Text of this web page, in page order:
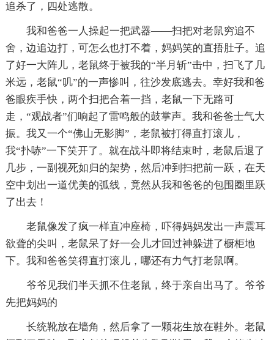
追杀了，四处逃散。
我和爸爸一人操起一把武器——扫把对老鼠穷追不
舍，边追边打，可怎么也打不着，妈妈笑的直捂肚子。追
了好一大阵儿，老鼠终于被我的“半月斩”击中，扫飞了几
米远，老鼠“叽”的一声惨叫，往沙发底逃去。幸好我和爸
爸眼疾手快，两个扫把合着一挡，老鼠一下无路可
走，“观战者”们响起了雷鸣般的鼓掌声。我和爸爸士气大
振。我又一个“佛山无影脚”，老鼠被打得直打滚儿，
我“扑哧”一下笑开了。就在战斗即将结束时，老鼠后退了
几步，一副视死如归的架势，然后冲到扫把前一跃，在天
空中划出一道优美的弧线，竟然从我和爸爸的包围圈里跃
了出去！
老鼠像发了疯一样直冲座椅，吓得妈妈发出一声震耳
欲聋的尖叫，老鼠呆了好一会儿才回过神躲进了橱柜地
下。我和爸爸笑得直打滚儿，哪还有力气打老鼠啊。
爷爷见我们半天抓不住老鼠，终于亲自出马了。爷爷
先把妈妈的
长统靴放在墙角，然后拿了一颗花生放在鞋外。老鼠